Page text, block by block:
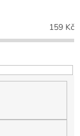
159 Kč